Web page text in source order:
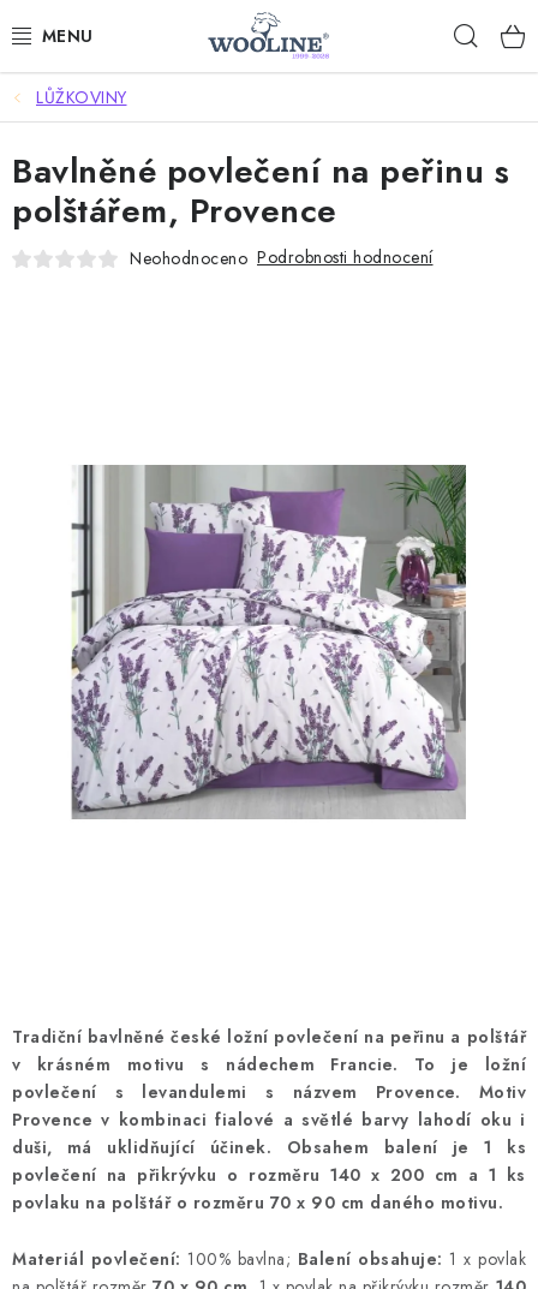
na
AKCE %
DÁRKOVÉ POUKAZY
OBLEČENÍ
Doprava a platba Hodnocení obchodu
Kontakty
Moje objednávka
FAQ
LŮŽKOVINY
Tradiční bavlněné české ložní povlečení na peřinu a polštář
v krásném motivu s nádechem Francie. To je ložní
povlečení s levandulemi s názvem Provence. Motiv
Provence v kombinaci fialové a světlé barvy lahodí oku i
duši, má uklidňující účinek. Obsahem balení je 1 ks
povlečení na přikrývku o rozměru 140 x 200 cm a 1 ks
povlaku na polštář o rozměru 70 x 90 cm daného motivu.
Materiál povlečení: 100% bavlna; Balení obsahuje: 1 x povlak
Bavlněné povlečení na peřinu s
polštářem, Provence
Neohodnoceno Podrobnosti hodnocení